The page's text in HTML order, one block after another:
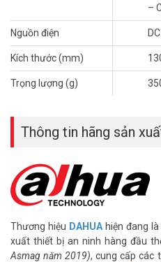
–
Nguồn điện
Kích thước (mm)
Trọng lượng (g)
Thông tin hãng sản
Thương hiệu DAHUA hiện đang
xuất thiết bị an ninh hàng đầu
Asmag năm 2019), cung cấp các